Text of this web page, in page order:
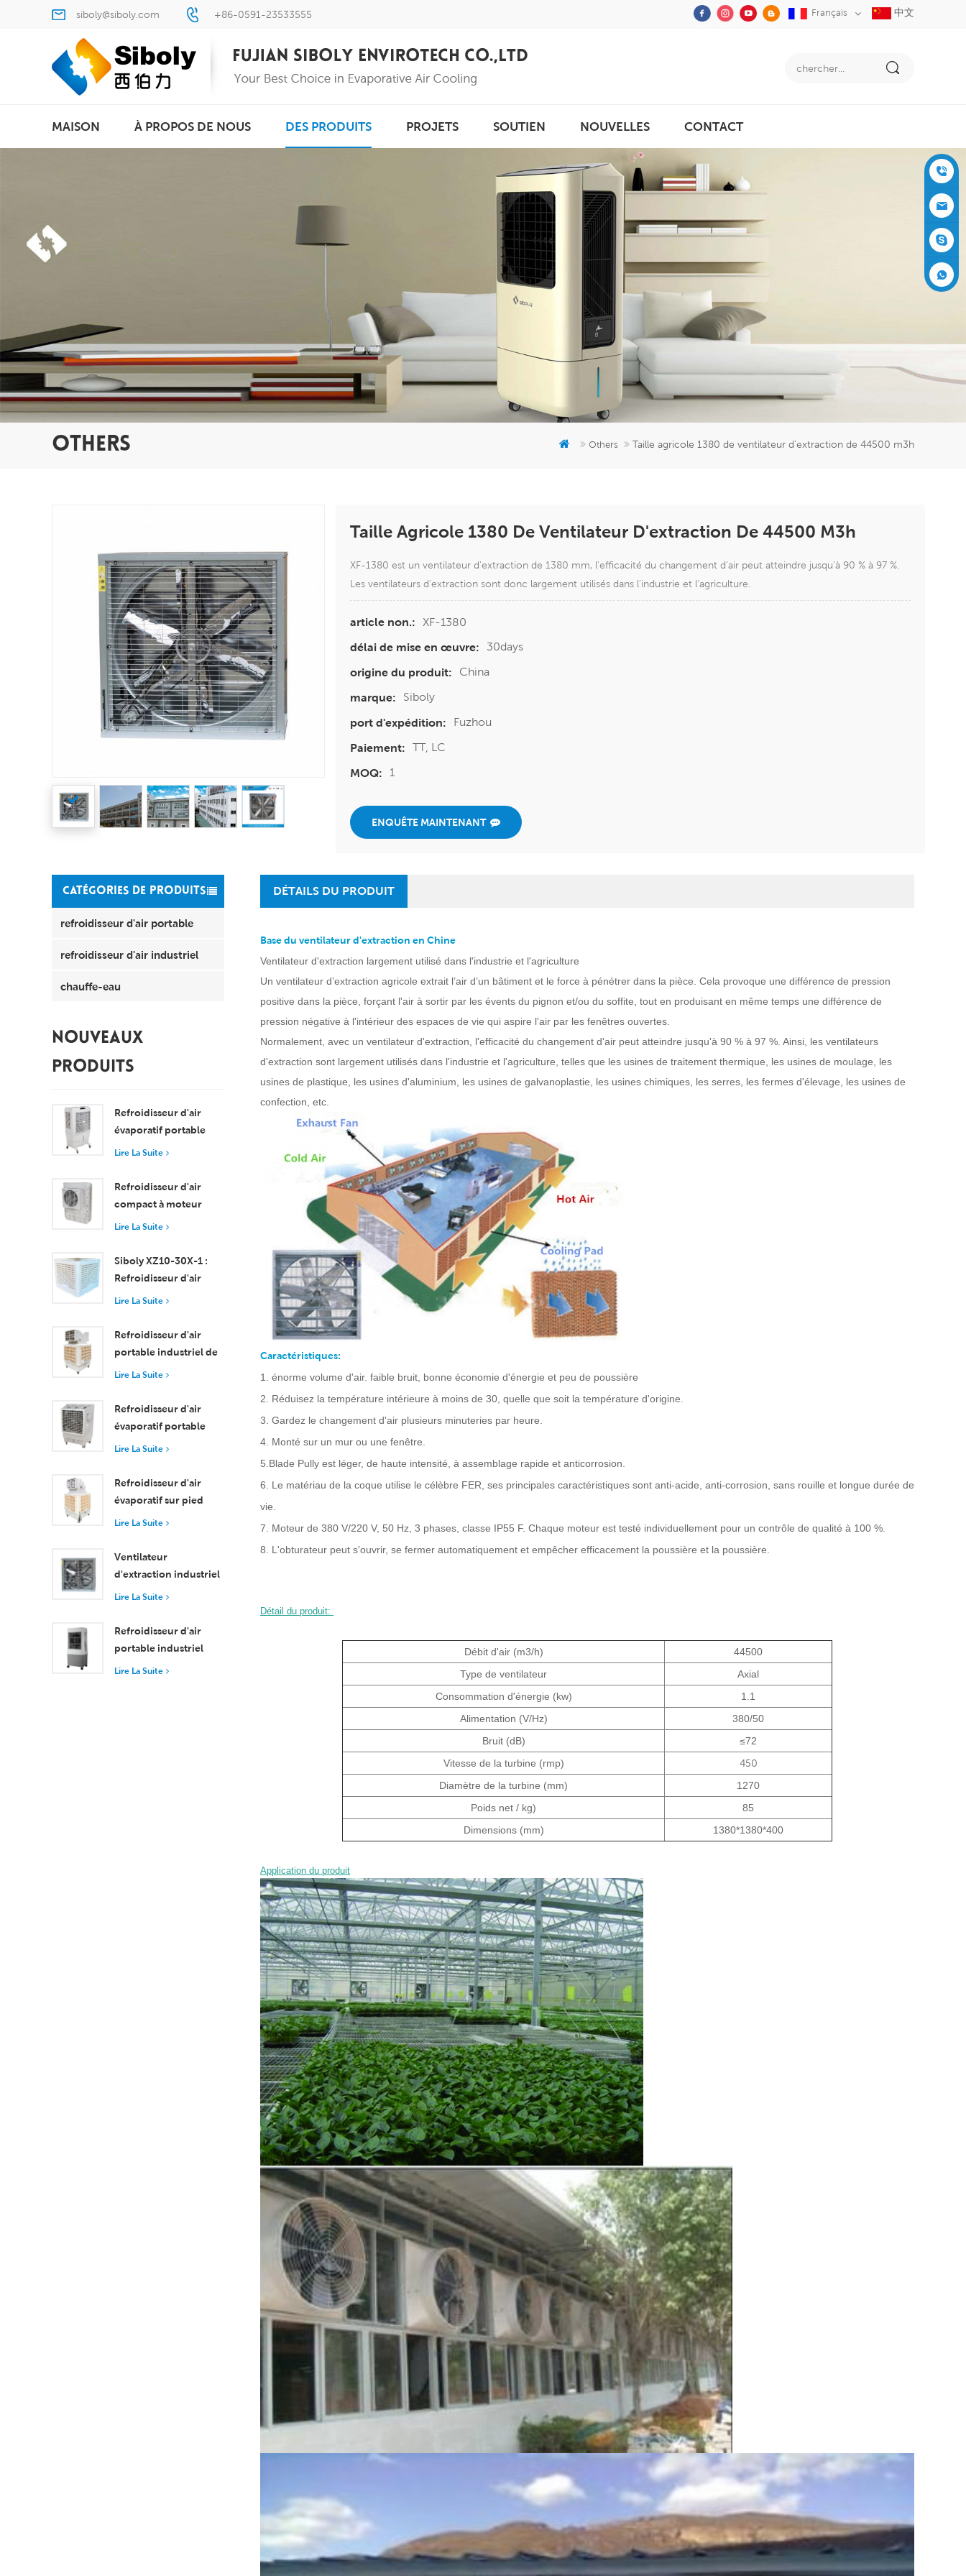
siboly@siboly.com +86-0591-23533555 Français 中文
MAISON À PROPOS DE NOUS DES PRODUITS PROJETS SOUTIEN NOUVELLES CONTACT
OTHERS Others Taille agricole 1380 de ventilateur d'extraction de 44500 m3h
Taille Agricole 1380 De Ventilateur D'extraction De 44500 M3h
XF-1380 est un ventilateur d'extraction de 1380 mm, l'efficacité du changement d'air peut atteindre jusqu'à 90 % à 97 %.
Les ventilateurs d'extraction sont donc largement utilisés dans l'industrie et l'agriculture.
article non.:
XF-1380
délai de mise en œuvre:
30days
origine du produit:
China
marque:
Siboly
port d'expédition:
Fuzhou
Paiement: TT, LC
MOQ:
1
ENQUÊTE MAINTENANT
CATÉGORIES DE PRODUITS
refroidisseur d'air portable
refroidisseur d'air industriel
chauffe-eau
NOUVEAUX
PRODUITS
Refroidisseur d'air
évaporatif portable
8000 m³/h, réservoir
Lire La Suite
Refroidisseur d'air
compact à moteur
axial pour fenêtre,
efficace pour les
pièces de petite et
Lire La Suite
Siboly XZ10-30X-1 :
Refroidisseur d'air
évaporatif industriel
Lire La Suite
Refroidisseur d'air
portable industriel de
18 000 m³/h avec
refroidissement de
grands espaces
Lire La Suite
Refroidisseur d'air
évaporatif portable
haute efficacité 18000
télécommande
Lire La Suite
Refroidisseur d'air
évaporatif sur pied
avec roulettes et
d'air de 18 000 m³/h
Lire La Suite
Ventilateur
d'extraction industriel
haute performance
37 000 m³/h pour une
ventilation supérieure
Lire La Suite
Refroidisseur d'air
portable industriel
Siboly 4 000 m³/h,
Lire La Suite
DÉTAILS DU PRODUIT
Base du ventilateur d'extraction en Chine
Ventilateur d'extraction largement utilisé dans l'industrie et l'agriculture
Un ventilateur d’extraction agricole extrait l’air d’un bâtiment et le force à pénétrer dans la pièce. Cela provoque une différence de pression
positive dans la pièce, forçant l'air à sortir par les évents du pignon et/ou du soffite, tout en produisant en même temps une différence de
pression négative à l'intérieur des espaces de vie qui aspire l'air par les fenêtres ouvertes.
Normalement, avec un ventilateur d'extraction, l'efficacité du changement d'air peut atteindre jusqu'à 90 % à 97 %. Ainsi, les ventilateurs
d'extraction sont largement utilisés dans l'industrie et l'agriculture, telles que les usines de traitement thermique, les usines de moulage, les
usines de plastique, les usines d'aluminium, les usines de galvanoplastie, les usines chimiques, les serres, les fermes d'élevage, les usines de
confection, etc.
Caractéristiques:
1. énorme volume d'air. faible bruit, bonne économie d'énergie et peu de poussière
2. Réduisez la température intérieure à moins de 30, quelle que soit la température d'origine.
3. Gardez le changement d'air plusieurs minuteries par heure.
4. Monté sur un mur ou une fenêtre.
5.Blade Pully est léger, de haute intensité, à assemblage rapide et anticorrosion.
6. Le matériau de la coque utilise le célèbre FER, ses principales caractéristiques sont anti-acide, anti-corrosion, sans rouille et longue durée de
vie.
7. Moteur de 380 V/220 V, 50 Hz, 3 phases, classe IP55 F. Chaque moteur est testé individuellement pour un contrôle de qualité à 100 %.
8. L'obturateur peut s'ouvrir, se fermer automatiquement et empêcher efficacement la poussière et la poussière.
Détail du produit:
Débit d'air (m3/h)
44500
Type de ventilateur
Axial
Consommation d'énergie (kw)
1.1
Alimentation (V/Hz)
380/50
Bruit (dB)
≤72
Vitesse de la turbine (rmp)
450
Diamètre de la turbine (mm)
1270
Poids net / kg)
85
Dimensions (mm)
1380*1380*400
Application du produit
+86-05
91-2353
3555
siboly@s
iboly.co
evaporat
er
5951777